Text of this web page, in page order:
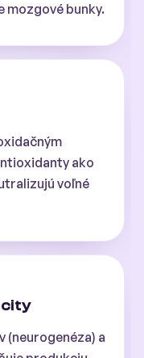
mozgové bunky.
ako
voľné
(neurogenéza) a